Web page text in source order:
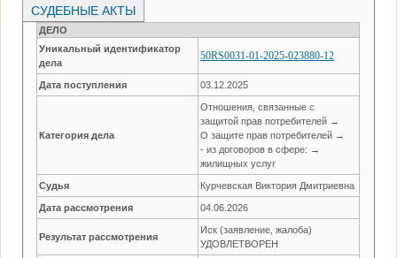
СУДЕБНЫЕ АКТЫ
ДЕЛО
Уникальный идентификатор
дела
50RS0031-01-2025-023880-12
Дата поступления 03.12.2025
Категория дела
Отношения, связанные с
защитой прав потребителей →
О защите прав потребителей →
- из договоров в сфере: →
жилищных услуг
Судья Курчевская Виктория Дмитриевна
Дата рассмотрения 04.06.2026
Результат рассмотрения
Иск (заявление, жалоба)
УДОВЛЕТВОРЕН